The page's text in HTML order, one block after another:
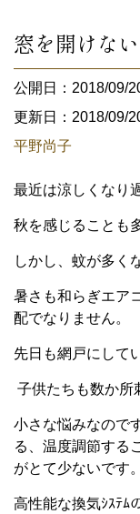
窓を開けな
公開日：2018/09/
更新日：2018/09/
平野尚子
最近は涼しくなり
秋を感じることも
しかし、蚊が多く
暑さも和らぎエア
配でなりません。
先日も網戸にして
子供たちも数か所
小さな悩みなので
る、温度調節する
がとて少ないです。
高性能な換気ｼｽﾃﾑ